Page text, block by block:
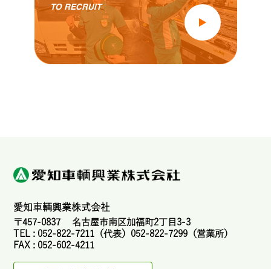
TO RECRUIT
愛知車輌興業株式会社
〒457-0837 名古屋市南区加福町2丁目3-3
TEL : 052-822-7211（代表）052-822-7299（営業所）
FAX : 052-602-4211